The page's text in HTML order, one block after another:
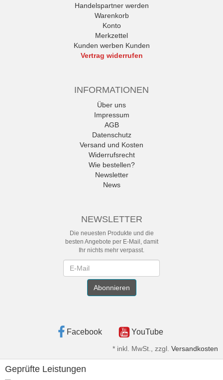
Handelspartner werden
Warenkorb
Konto
Merkzettel
Kunden werben Kunden
Vertrag widerrufen
INFORMATIONEN
Über uns
Impressum
AGB
Datenschutz
Versand und Kosten
Widerrufsrecht
Wie bestellen?
Newsletter
News
NEWSLETTER
Die neuesten Produkte und die
besten Angebote per E-Mail, damit
Ihr nichts mehr verpasst.
Abonnieren
Facebook YouTube
* inkl. MwSt., zzgl. Versandkosten
Geprüfte Leistungen